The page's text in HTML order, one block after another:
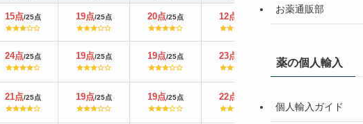
15点/25点 19点/25点 20点/25点 12点
24点/25点 19点/25点 19点/25点 23点
21点/25点 19点/25点 19点/25点 22点
お薬通販部
薬の個人輸入
個人輸入ガイド